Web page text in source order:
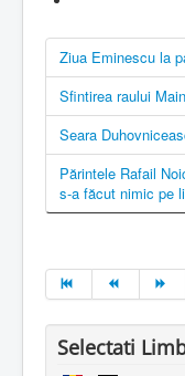
Ziua Eminescu la
Sfintirea raului Main
Seara
Părintele Rafail
s-a făcut nimic pe
Selectati